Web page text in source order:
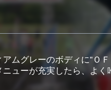
ムグレーのボディに”ＯＦ
ューが充実したら、よく